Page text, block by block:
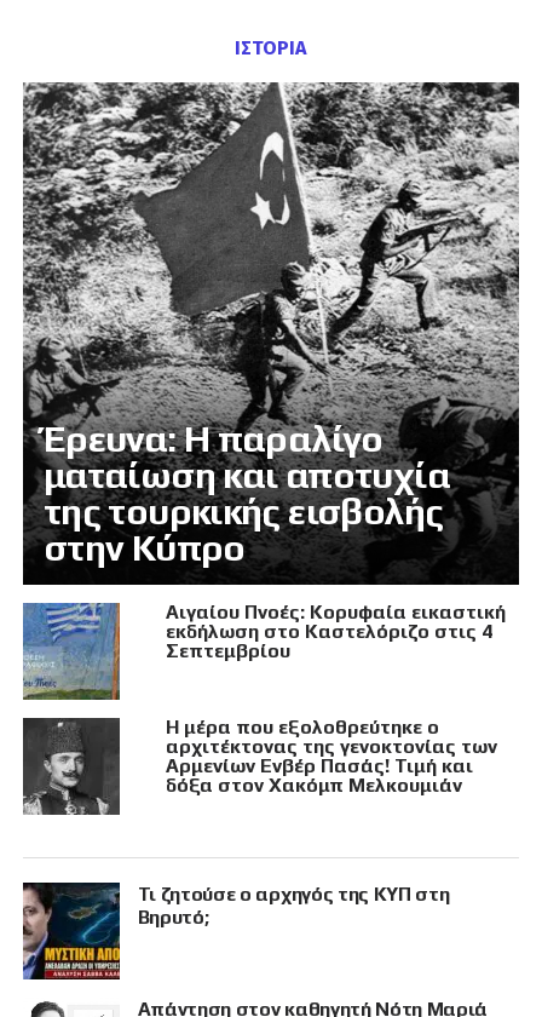
ΙΣΤΟΡΙΑ
Έρευνα: Η παραλίγο
ματαίωση και αποτυχία
της τουρκικής εισβολής
στην Κύπρο
Αιγαίου Πνοές: Κορυφαία εικαστική
εκδήλωση στο Καστελόριζο στις 4
Σεπτεμβρίου
Η μέρα που εξολοθρεύτηκε ο
αρχιτέκτονας της γενοκτονίας των
Αρμενίων Ενβέρ Πασάς! Τιμή και
δόξα στον Χακόμπ Μελκουμιάν
Τι ζητούσε ο αρχηγός της ΚΥΠ στη
Βηρυτό;
Απάντηση στον καθηγητή Νότη Μαριά